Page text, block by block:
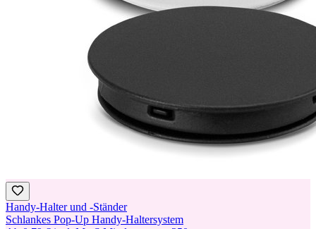
Handy-Halter und -Ständer
Schlankes Pop-Up Handy-Haltersystem